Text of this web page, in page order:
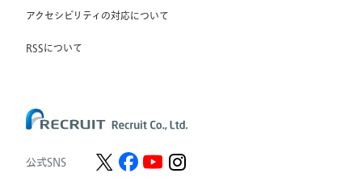
Staffmark Group, LLC
The CSI Companies, Inc.
公式SNS
アクセシビリティの対応について
RSSについて